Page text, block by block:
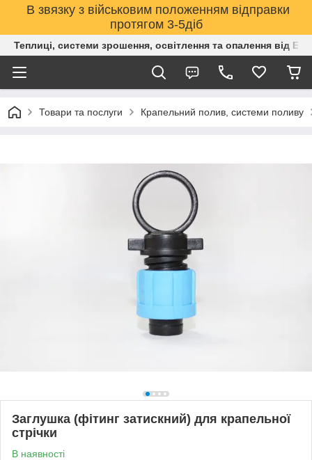
В звязку з військовим положенням відправки
протягом 3-5діб
Теплиці, системи зрошення, освітлення та опалення від
Товари та послуги Крапельний полив, системи поливу
Заглушка (фітинг затискний) для крапельної
стрічки
В наявності